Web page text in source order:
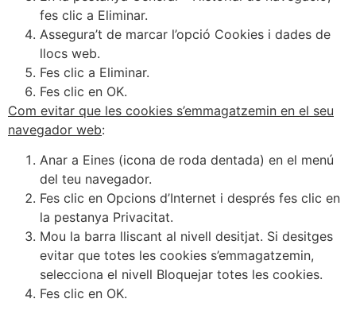
fes clic a Eliminar.
Assegura’t de marcar l’opció Cookies i dades de
llocs web.
Fes clic a Eliminar.
Fes clic en OK.
Com evitar que les cookies s’emmagatzemin en el seu
navegador web:
Anar a Eines (icona de roda dentada) en el menú
del teu navegador.
Fes clic en Opcions d’Internet i després fes clic en
la pestanya Privacitat.
Mou la barra lliscant al nivell desitjat. Si desitges
evitar que totes les cookies s’emmagatzemin,
selecciona el nivell Bloquejar totes les cookies.
Fes clic en OK.